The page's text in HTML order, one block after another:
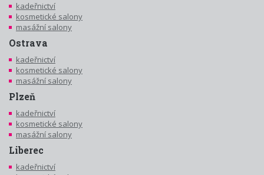
kadeřnictví
kosmetické salony
masážní salony
Ostrava
kadeřnictví
kosmetické salony
masážní salony
Plzeň
kadeřnictví
kosmetické salony
masážní salony
Liberec
kadeřnictví